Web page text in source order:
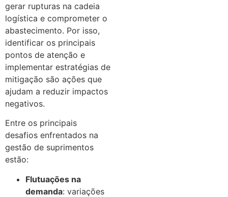
gerar rupturas na cadeia
logística e comprometer o
abastecimento. Por isso,
identificar os principais
pontos de atenção e
implementar estratégias de
mitigação são ações que
ajudam a reduzir impactos
negativos.
Entre os principais
desafios enfrentados na
gestão de suprimentos
estão:
Flutuações na
demanda: variações